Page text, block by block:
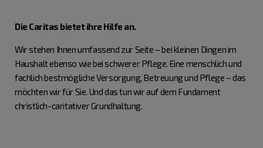
Die Caritas bietet ihre Hilfe an.
Wir stehen Ihnen umfassend zur Seite – bei kleinen Dingen im
Haushalt ebenso wie bei schwerer Pflege. Eine menschlich und
fachlich bestmögliche Versorgung, Betreuung und Pflege – das
möchten wir für Sie. Und das tun wir auf dem Fundament
christlich-caritativer Grundhaltung.